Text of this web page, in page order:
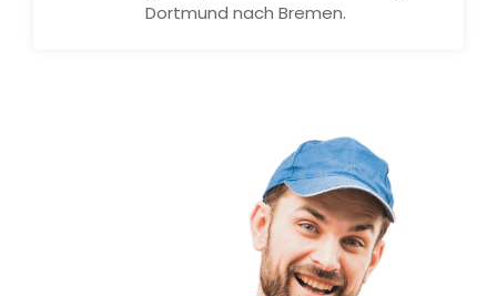
Dortmund nach Bremen.